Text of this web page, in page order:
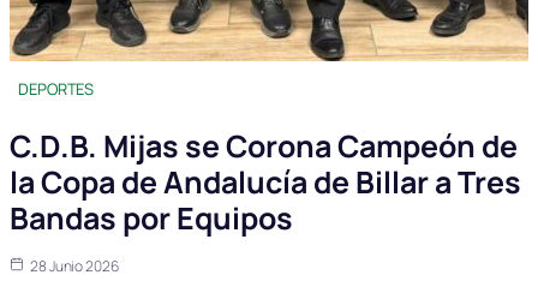
DEPORTES
C.D.B. Mijas se Corona Campeón de
la Copa de Andalucía de Billar a Tres
Bandas por Equipos
28 Junio 2026